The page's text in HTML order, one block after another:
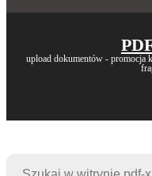
upload dokumentów - promocja